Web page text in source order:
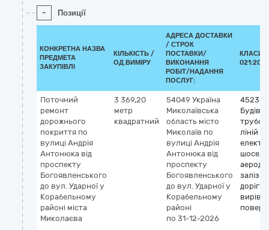
- Позиції
КОНКРЕТНА НАЗВА
ПРЕДМЕТА
ЗАКУПІВЛІ
КІЛЬКІСТЬ /
ОД.ВИМІРУ
АДРЕСА ДОСТАВКИ
/ СТРОК
ПОСТАВКИ/
ВИКОНАННЯ
РОБІТ/НАДАННЯ
ПОСЛУГ:
Поточний
ремонт
дорожнього
покриття по
вулиці Андрія
Антонюка від
проспекту
Богоявленського
до вул. Ударної у
Корабельному
районі міста
Миколаєва
3 369,20
метр
квадратний
54049 Україна
Миколаївська
область місто
Миколаїв по
вулиці Андрія
Антонюка від
проспекту
Богоявленського
до вул. Ударної у
Корабельному
районі
по 31-12-2026
ліній
шосе,
доріг;